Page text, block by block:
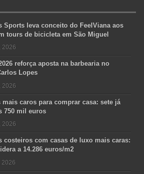
Sports leva conceito do FeelViana aos
tours de bicicleta em São Miguel
2026
reforça aposta na barbearia no
Lopes
2026
mais caros para comprar casa: sete já
750 mil euros
2026
costeiros com casas de luxo mais caras:
a 14.286 euros/m2
2026